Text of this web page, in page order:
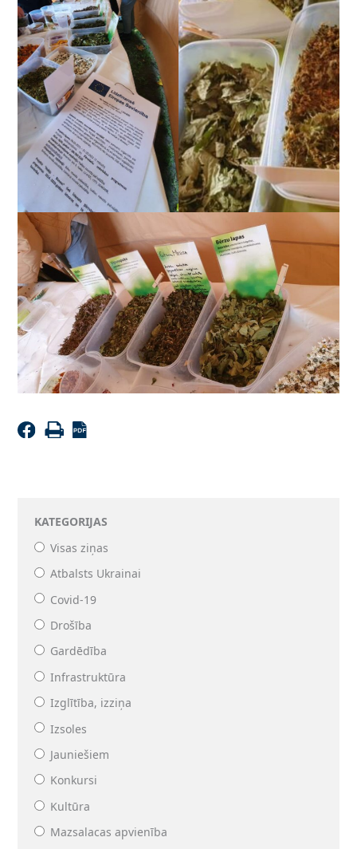
KATEGORIJAS
Visas ziņas
Atbalsts Ukrainai
Covid-19
Drošība
Gardēdība
Infrastruktūra
Izglītība, izziņa
Izsoles
Jauniešiem
Konkursi
Kultūra
Mazsalacas apvienība